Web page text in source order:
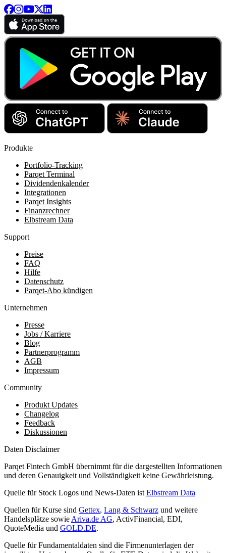
Produkte
Portfolio-Tracking
Parqet Terminal
Dividendenkalender
Integrationen
Parqet Insights
Finanzrechner
Elbstream Data
Support
Preise
FAQ
Hilfe
Datenschutz
Parqet-Abo kündigen
Unternehmen
Presse
Jobs / Karriere
Blog
Partnerprogramm
AGB
Impressum
Community
Produkt Updates
Changelog
Feedback
Diskussionen
Daten Disclaimer
Parqet Fintech GmbH übernimmt für die dargestellten Informationen
und deren Genauigkeit und Vollständigkeit keine Gewährleistung.
Quelle für Stock Logos und News-Daten ist Elbstream Data
Quellen für Kurse sind Gettex, Lang & Schwarz und weitere
Handelsplätze sowie Ariva.de AG, ActivFinancial, EDI,
QuoteMedia und GOLD.DE.
Quelle für Fundamentaldaten sind die Firmenunterlagen der